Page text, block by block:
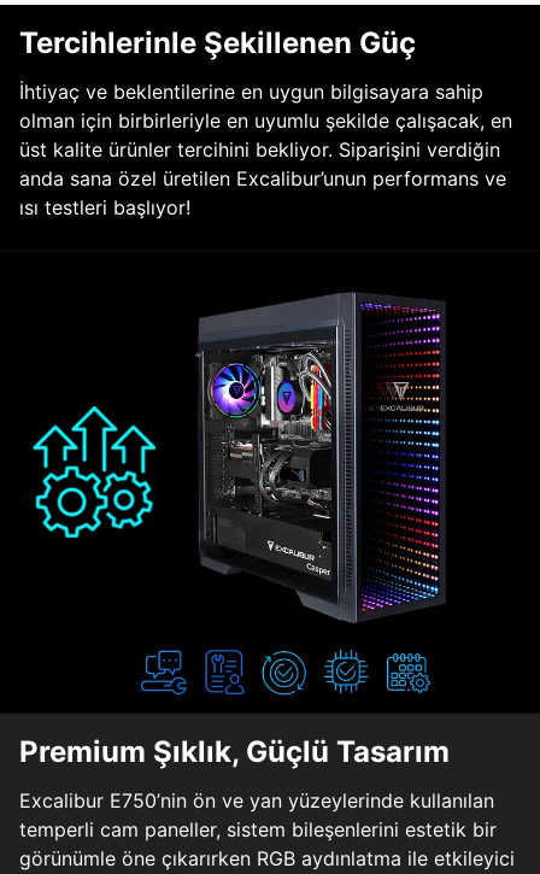
Tercihlerinle Şekillenen Güç
İhtiyaç ve beklentilerine en uygun bilgisayara sahip
olman için birbirleriyle en uyumlu şekilde çalışacak, en
üst kalite ürünler tercihini bekliyor. Siparişini verdiğin
anda sana özel üretilen Excalibur’unun performans ve
ısı testleri başlıyor!
Premium Şıklık, Güçlü Tasarım
Excalibur E750’nin ön ve yan yüzeylerinde kullanılan
temperli cam paneller, sistem bileşenlerini estetik bir
görünümle öne çıkarırken RGB aydınlatma ile etkileyici